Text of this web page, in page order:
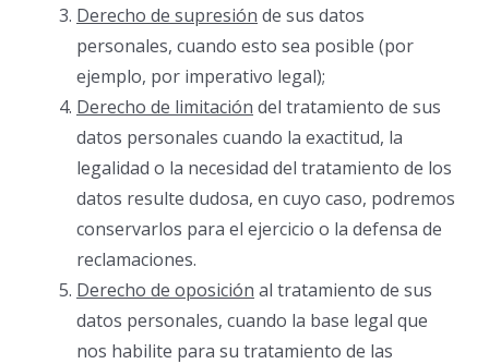
Derecho de supresión de sus datos
personales, cuando esto sea posible (por
ejemplo, por imperativo legal);
Derecho de limitación del tratamiento de sus
datos personales cuando la exactitud, la
legalidad o la necesidad del tratamiento de los
datos resulte dudosa, en cuyo caso, podremos
conservarlos para el ejercicio o la defensa de
reclamaciones.
Derecho de oposición al tratamiento de sus
datos personales, cuando la base legal que
nos habilite para su tratamiento de las